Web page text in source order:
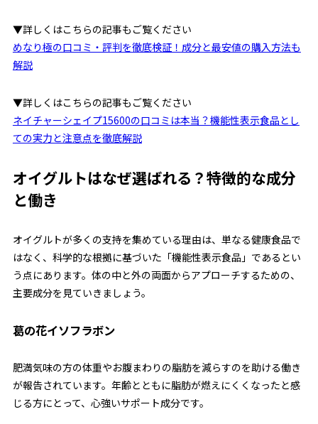
▼詳しくはこちらの記事もご覧ください
めなり極の口コミ・評判を徹底検証！成分と最安値の購入方法も
解説
▼詳しくはこちらの記事もご覧ください
ネイチャーシェイプ15600の口コミは本当？機能性表示食品とし
ての実力と注意点を徹底解説
オイグルトはなぜ選ばれる？特徴的な成分
と働き
オイグルトが多くの支持を集めている理由は、単なる健康食品で
はなく、科学的な根拠に基づいた「機能性表示食品」であるとい
う点にあります。体の中と外の両面からアプローチするための、
主要成分を見ていきましょう。
葛の花イソフラボン
肥満気味の方の体重やお腹まわりの脂肪を減らすのを助ける働き
が報告されています。年齢とともに脂肪が燃えにくくなったと感
じる方にとって、心強いサポート成分です。